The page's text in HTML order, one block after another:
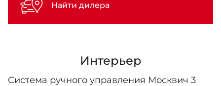
Найти дилера
Интерьер
Система ручного управления Москвич 3